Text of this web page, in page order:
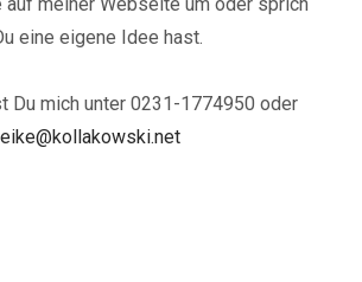
auf meiner Webseite um oder sprich
eine eigene Idee hast.
Du mich unter 0231-1774950 oder